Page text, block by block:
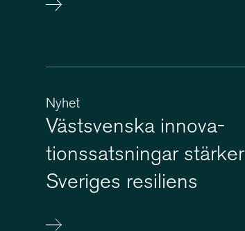
Nyhet
Västsvenska innova­
tions­sats­ningar stärker
Sveriges resiliens